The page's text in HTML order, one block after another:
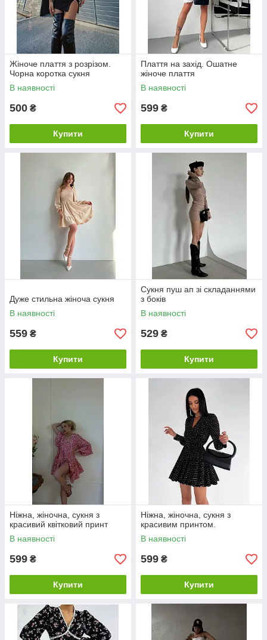
Жіноче плаття з розрізом.
Чорна коротка сукня
В наявності
500 ₴
Купити
Плаття на захід. Ошатне
жіноче плаття
В наявності
599 ₴
Купити
Дуже стильна жіноча сукня
В наявності
559 ₴
Купити
Сукня пуш ап зі складаннями
з боків
В наявності
529 ₴
Купити
Ніжна, жіночна, сукня з
красивий квітковий принт
В наявності
599 ₴
Купити
Ніжна, жіночна, сукня з
красивим принтом.
В наявності
599 ₴
Купити